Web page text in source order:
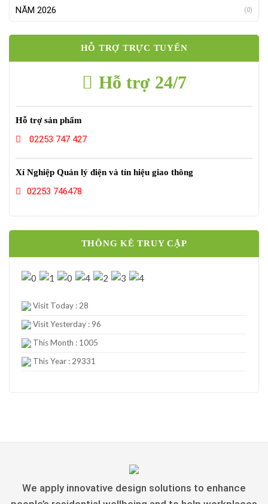
NĂM 2026 (0)
HỖ TRỢ TRỰC TUYẾN
Hỗ trợ 24/7
Hỗ trợ sản phẩm
02253 747 427
Xí Nghiệp Quản lý điện và tín hiệu giao thông
02253 746478
THÔNG KÊ TRUY CẬP
Visit Today : 28
Visit Yesterday : 96
This Month : 1005
This Year : 29331
We apply innovative design solutions to enhance